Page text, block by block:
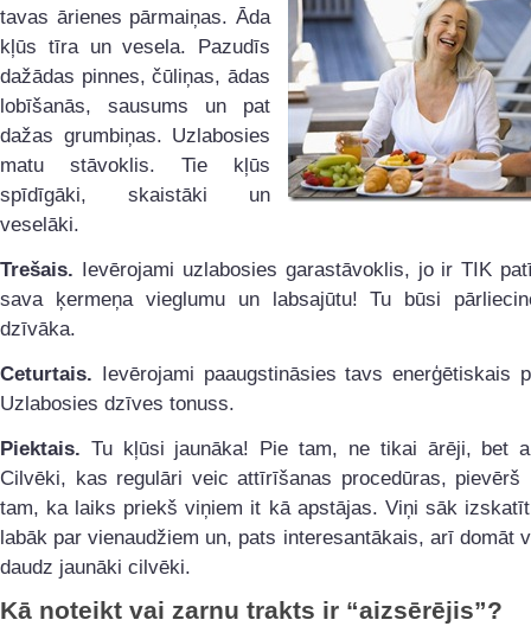
tavas ārienes pārmaiņas. Āda
kļūs tīra un vesela. Pazudīs
dažādas pinnes, čūliņas, ādas
lobīšanās, sausums un pat
dažas grumbiņas. Uzlabosies
matu stāvoklis. Tie kļūs
spīdīgāki, skaistāki un
veselāki.
Trešais. Ievērojami uzlabosies garastāvoklis, jo ir TIK
sava ķermeņa vieglumu un labsajūtu! Tu būsi
dzīvāka.
Ceturtais. Ievērojami paaugstināsies tavs enerģētiskais
Uzlabosies dzīves tonuss.
Piektais. Tu kļūsi jaunāka! Pie tam, ne tikai ārēji, bet
Cilvēki, kas regulāri veic attīrīšanas procedūras, pievērš
tam, ka laiks priekš viņiem it kā apstājas. Viņi sāk
labāk par vienaudžiem un, pats interesantākais, arī domāt
daudz jaunāki cilvēki.
Kā noteikt vai zarnu trakts ir “aizsērējis”?